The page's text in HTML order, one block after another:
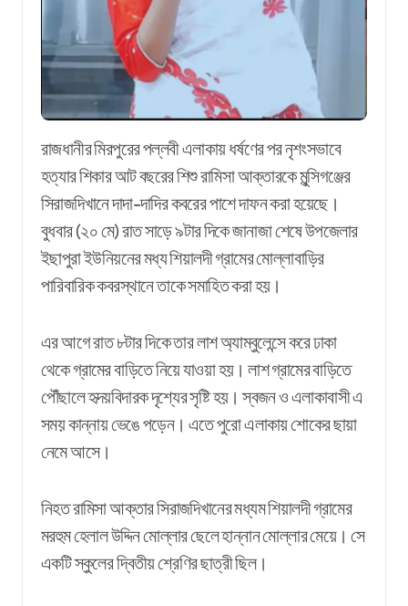
রাজধানীর মিরপুরের পল্লবী এলাকায় ধর্ষণের পর নৃশংসভাবে
হত্যার শিকার আট বছরের শিশু রামিসা আক্তারকে মুন্সিগঞ্জের
সিরাজদিখানে দাদা-দাদির কবরের পাশে দাফন করা হয়েছে।
বুধবার (২০ মে) রাত সাড়ে ৯টার দিকে জানাজা শেষে উপজেলার
ইছাপুরা ইউনিয়নের মধ্য শিয়ালদী গ্রামের মোল্লাবাড়ির
পারিবারিক কবরস্থানে তাকে সমাহিত করা হয়।
এর আগে রাত ৮টার দিকে তার লাশ অ্যাম্বুলেন্সে করে ঢাকা
থেকে গ্রামের বাড়িতে নিয়ে যাওয়া হয়। লাশ গ্রামের বাড়িতে
পৌঁছালে হৃদয়বিদারক দৃশ্যের সৃষ্টি হয়। স্বজন ও এলাকাবাসী এ
সময় কান্নায় ভেঙে পড়েন। এতে পুরো এলাকায় শোকের ছায়া
নেমে আসে।
নিহত রামিসা আক্তার সিরাজদিখানের মধ্যম শিয়ালদী গ্রামের
মরহুম হেলাল উদ্দিন মোল্লার ছেলে হান্নান মোল্লার মেয়ে। সে
একটি স্কুলের দ্বিতীয় শ্রেণির ছাত্রী ছিল।